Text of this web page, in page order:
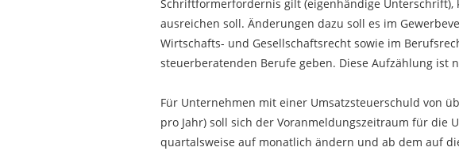
Schriftformerfordernis gilt (eigenhändige Unterschrift),
ausreichen soll. Änderungen dazu soll es im
Wirtschafts- und Gesellschaftsrecht sowie im
steuerberatenden Berufe geben. Diese Aufzählung ist
Für Unternehmen mit einer Umsatzsteuerschuld von
pro Jahr) soll sich der Voranmeldungszeitraum für die
quartalsweise auf monatlich ändern und ab dem auf